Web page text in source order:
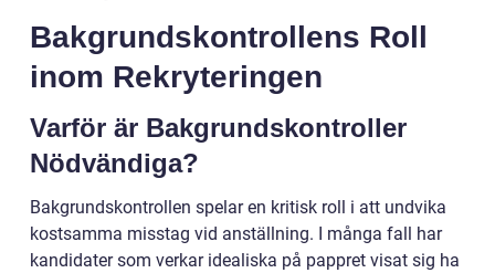
Bakgrundskontrollens Roll
inom Rekryteringen
Varför är Bakgrundskontroller
Nödvändiga?
Bakgrundskontrollen spelar en kritisk roll i att undvika
kostsamma misstag vid anställning. I många fall har
kandidater som verkar idealiska på pappret visat sig ha